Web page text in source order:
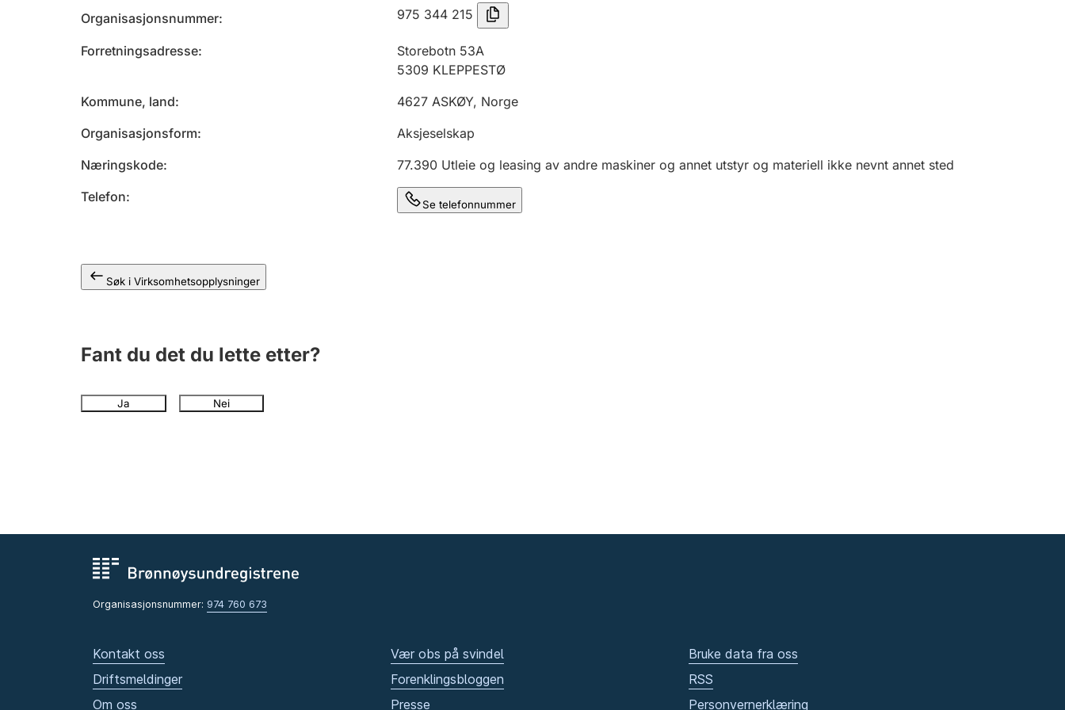
Organisasjonsnummer 975 344 215
Forretningsadresse
Storebotn 53A
5309 KLEPPESTØ
Kommune, land
4627 ASKØY, Norge
Organisasjonsform
Aksjeselskap
Næringskode
77.390 Utleie og leasing av andre maskiner og annet utstyr og materiell ikke nevnt annet sted
Telefon
Se telefonnummer
Søk i Virksomhetsopplysninger
Fant du det du lette etter?
Ja Nei
Organisasjonsnummer: 974 760 673
Kontakt oss
Driftsmeldinger
Om oss
Vær obs på svindel
Forenklingsbloggen
Presse
Bruke data fra oss
RSS
Personvernerklæring